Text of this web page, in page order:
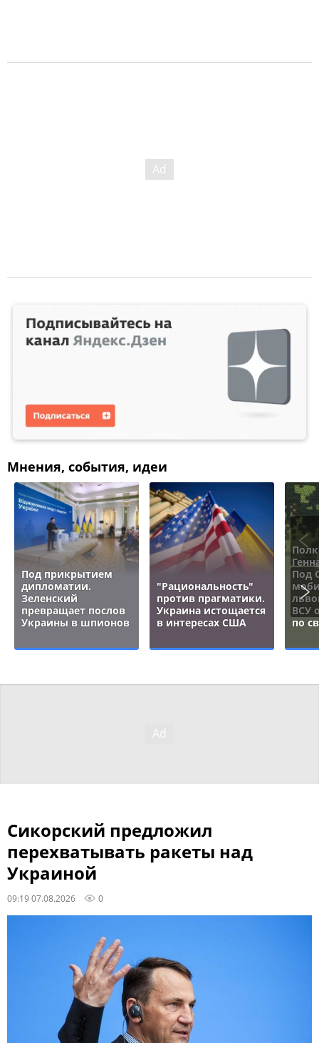
Мнения, события, идеи
Под прикрытием
дипломатии.
Зеленский
превращает послов
Украины в шпионов
"Рациональность"
против прагматики.
Украина истощается
в интересах США
Под
ВСУ
по
Сикорский предложил
перехватывать ракеты над
Украиной
09:19 07.08.2026 0